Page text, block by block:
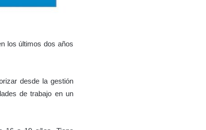
los últimos dos años
desde la gestión
de trabajo en un